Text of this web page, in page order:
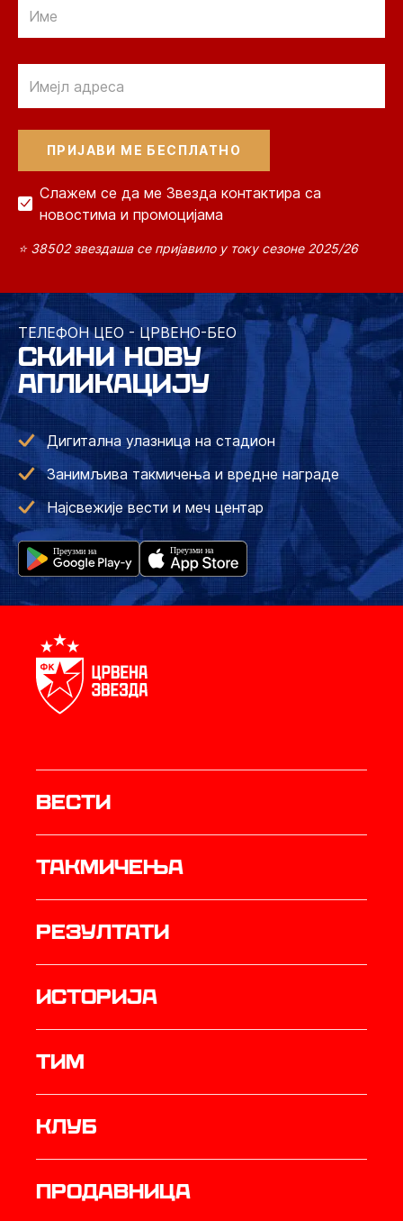
Слажем се да ме Звезда контактира са
новостима и промоцијама
⭐ 38502 звездаша се пријавило у току сезоне 2025/26
ТЕЛЕФОН ЦЕО - ЦРВЕНО-БЕО
СКИНИ НОВУ
АПЛИКАЦИЈУ
Дигитална улазница на стадион
Занимљива такмичења и вредне награде
Најсвежије вести и меч центар
Вести
Такмичења
резултати
историја
ТИМ
Клуб
продавница